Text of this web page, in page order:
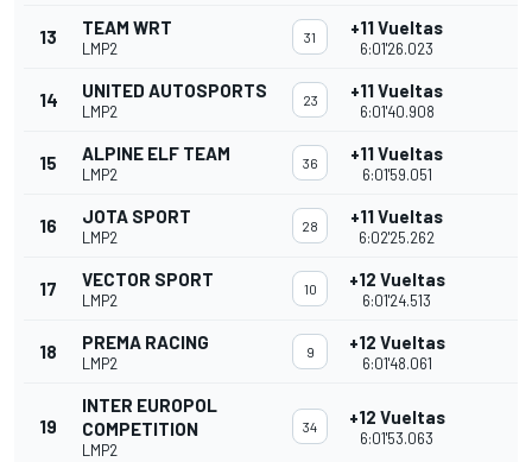
13 TEAM WRT
LMP2
31 +11 Vueltas
6:01'26.023
14 UNITED AUTOSPORTS
LMP2
23 +11 Vueltas
6:01'40.908
15 ALPINE ELF TEAM
LMP2
36 +11 Vueltas
6:01'59.051
16 JOTA SPORT
LMP2
28 +11 Vueltas
6:02'25.262
17 VECTOR SPORT
LMP2
10 +12 Vueltas
6:01'24.513
18 PREMA RACING
LMP2
9 +12 Vueltas
6:01'48.061
19
INTER EUROPOL
COMPETITION
LMP2
34 +12 Vueltas
6:01'53.063